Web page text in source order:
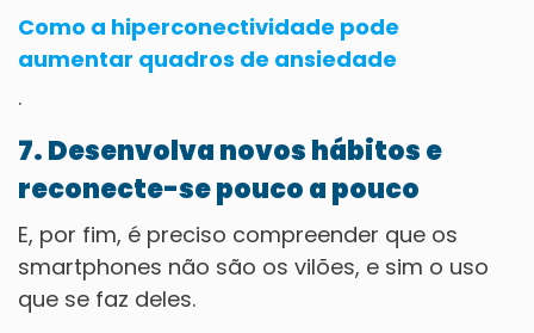
Como a hiperconectividade pode
aumentar quadros de ansiedade
.
7. Desenvolva novos hábitos e
reconecte-se pouco a pouco
E, por fim, é preciso compreender que os
smartphones não são os vilões, e sim o uso
que se faz deles.